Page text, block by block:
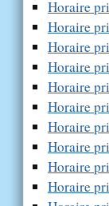
Horaire
Horaire
Horaire
Horaire
Horaire
Horaire
Horaire
Horaire
Horaire
Horaire